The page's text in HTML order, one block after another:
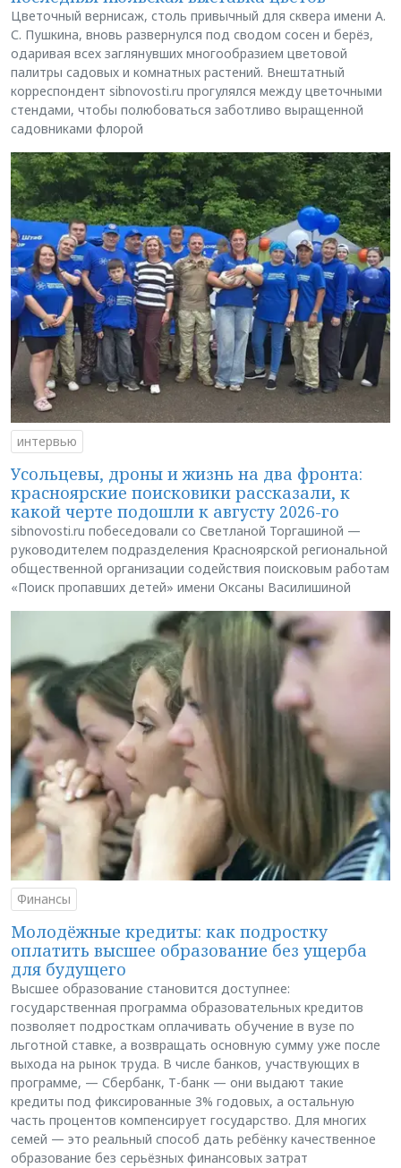
Цветочный вернисаж, столь привычный для сквера имени А.
С. Пушкина, вновь развернулся под сводом сосен и берёз,
одаривая всех заглянувших многообразием цветовой
палитры садовых и комнатных растений. Внештатный
корреспондент sibnovosti.ru прогулялся между цветочными
стендами, чтобы полюбоваться заботливо выращенной
садовниками флорой
интервью
Усольцевы, дроны и жизнь на два фронта:
красноярские поисковики рассказали, к
какой черте подошли к августу 2026-го
sibnovosti.ru побеседовали со Светланой Торгашиной —
руководителем подразделения Красноярской региональной
общественной организации содействия поисковым работам
«Поиск пропавших детей» имени Оксаны Василишиной
Финансы
Молодёжные кредиты: как подростку
оплатить высшее образование без ущерба
для будущего
Высшее образование становится доступнее:
государственная программа образовательных кредитов
позволяет подросткам оплачивать обучение в вузе по
льготной ставке, а возвращать основную сумму уже после
выхода на рынок труда. В числе банков, участвующих в
программе, — Сбербанк, Т-банк — они выдают такие
кредиты под фиксированные 3% годовых, а остальную
часть процентов компенсирует государство. Для многих
семей — это реальный способ дать ребёнку качественное
образование без серьёзных финансовых затрат